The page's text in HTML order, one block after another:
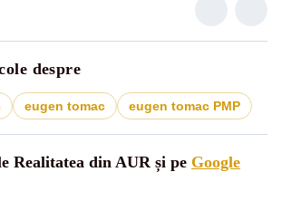
despre
eugen tomac eugen tomac PMP
Realitatea din AUR și pe Google